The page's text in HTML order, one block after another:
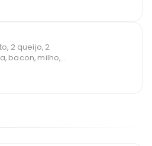
2 queijo, 2
bacon, milho,